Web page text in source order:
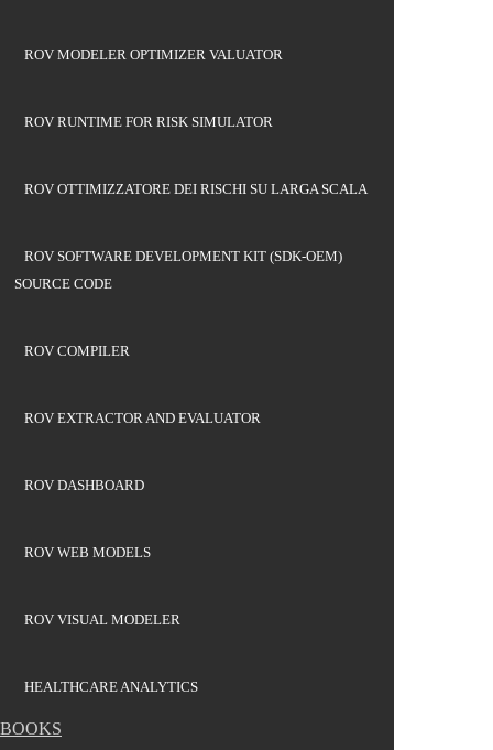
ROV MODELER OPTIMIZER VALUATOR
ROV RUNTIME FOR RISK SIMULATOR
ROV OTTIMIZZATORE DEI RISCHI SU LARGA SCALA
ROV SOFTWARE DEVELOPMENT KIT (SDK-OEM)
SOURCE CODE
ROV COMPILER
ROV EXTRACTOR AND EVALUATOR
ROV DASHBOARD
ROV WEB MODELS
ROV VISUAL MODELER
HEALTHCARE ANALYTICS
BOOKS